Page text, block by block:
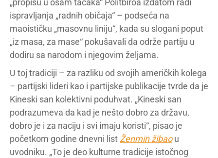
„propisu u osam tačaka“ Politbiroa izdatom radi
ispravljanja „radnih običaja“ – podseća na
maoističku „masovnu liniju“, kada su slogani poput
„iz masa, za mase“ pokušavali da održe partiju u
dodiru sa narodom i njegovim željama.
U toj tradiciji – za razliku od svojih američkih kolega
– partijski lideri kao i partijske publikacije tvrde da je
Kineski san kolektivni poduhvat. „Kineski san
podrazumeva da kad je nešto dobro za državu,
dobro je i za naciju i svi imaju koristi“, pisao je
početkom godine dnevni list Ženmin žibaou
uvodniku. „To je deo kulturne tradicije istočnog